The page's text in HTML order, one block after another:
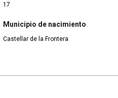
17
Municipio de nacimiento
Castellar de la Frontera